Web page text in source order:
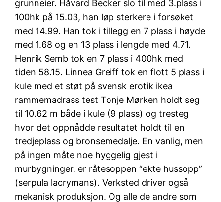
grunneier. Håvard Becker slo til med 3.plass i
100hk på 15.03, han løp sterkere i forsøket
med 14.99. Han tok i tillegg en 7 plass i høyde
med 1.68 og en 13 plass i lengde med 4.71.
Henrik Semb tok en 7 plass i 400hk med
tiden 58.15. Linnea Greiff tok en flott 5 plass i
kule med et støt på svensk erotik ikea
rammemadrass test Tonje Mørken holdt seg
til 10.62 m både i kule (9 plass) og tresteg
hvor det oppnådde resultatet holdt til en
tredjeplass og bronsemedalje. En vanlig, men
på ingen måte noe hyggelig gjest i
murbygninger, er råtesoppen “ekte hussopp”
(serpula lacrymans). Verksted driver også
mekanisk produksjon. Og alle de andre som